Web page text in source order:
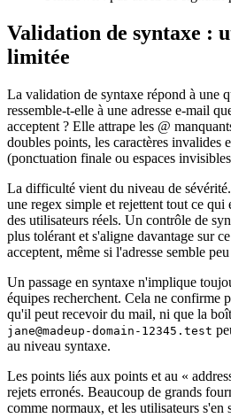
Validation de syntaxe :
limitée
La validation de syntaxe répond à une
ressemble-t-elle à une adresse e-mail
acceptent ? Elle attrape les @
doubles points, les caractères invalides
(ponctuation finale ou espaces
La difficulté vient du niveau de
une regex simple et rejettent tout ce
des utilisateurs réels. Un contrôle de
plus tolérant et s'aligne davantage sur
acceptent, même si l'adresse semble
Un passage en syntaxe n'implique
équipes recherchent. Cela ne confirme
qu'il peut recevoir du mail, ni que la
jane@madeup-domain-12345.test
au niveau syntaxe.
Les points liés aux points et au «
rejets erronés. Beaucoup de grands
comme normaux, et les utilisateurs s'en